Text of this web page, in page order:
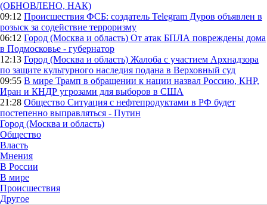
(ОБНОВЛЕНО, НАК)
09:12 Происшествия ФСБ: создатель Telegram Дуров объявлен в
розыск за содействие терроризму
06:12 Город (Москва и область) От атак БПЛА повреждены дома
в Подмосковье - губернатор
12:13 Город (Москва и область) Жалоба с участием Архнадзора
по защите культурного наследия подана в Верховный суд
09:55 В мире Трамп в обращении к нации назвал Россию, КНР,
Иран и КНДР угрозами для выборов в США
21:28 Общество Ситуация с нефтепродуктами в РФ будет
постепенно выправляться - Путин
Город (Москва и область)
Общество
Власть
Мнения
В России
В мире
Происшествия
Другое